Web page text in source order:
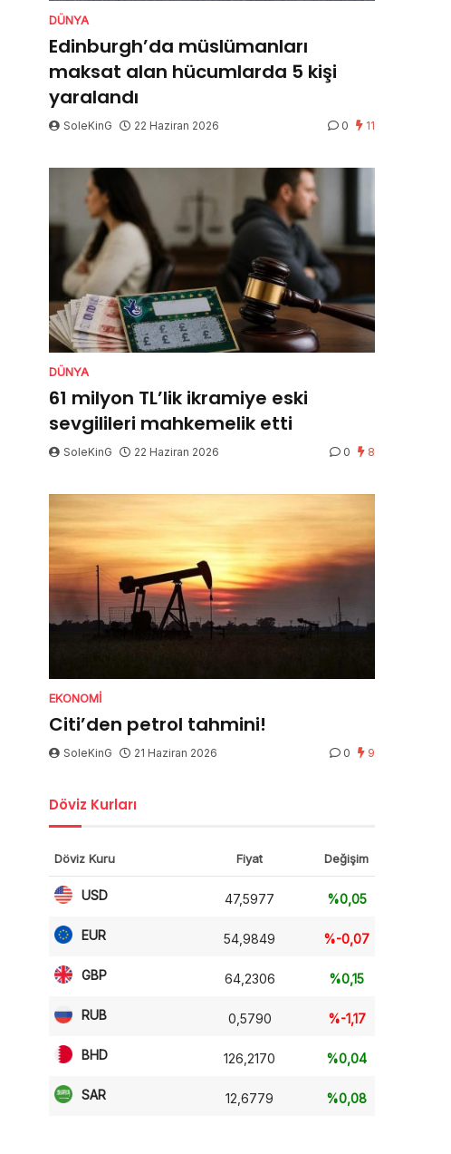
DÜNYA
Edinburgh’da müslümanları
maksat alan hücumlarda 5 kişi
yaralandı
SoleKinG 22 Haziran 2026 0 11
DÜNYA
61 milyon TL’lik ikramiye eski
sevgilileri mahkemelik etti
SoleKinG 22 Haziran 2026 0 8
EKONOMI
Citi’den petrol tahmini!
SoleKinG 21 Haziran 2026 0 9
Döviz Kurları
Döviz Kuru Fiyat Değişim
USD 47,5977 %0,05
EUR 54,9849 %-0,07
GBP 64,2306 %0,15
RUB 0,5790 %-1,17
BHD 126,2170 %0,04
SAR 12,6779 %0,08